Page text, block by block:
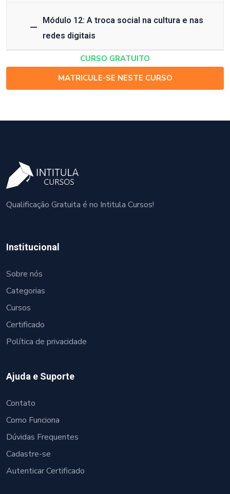
Módulo 12: A troca social na cultura e nas
redes digitais
CURSO GRATUITO
MATRICULE-SE NESTE CURSO
Qualificação Gratuita é no Intitula Cursos!
Institucional
Sobre nós
Categorias
Cursos
Certificado
Política de privacidade
Ajuda e Suporte
Contato
Como Funciona
Dúvidas Frequentes
Cadastre-se
Autenticar Certificado